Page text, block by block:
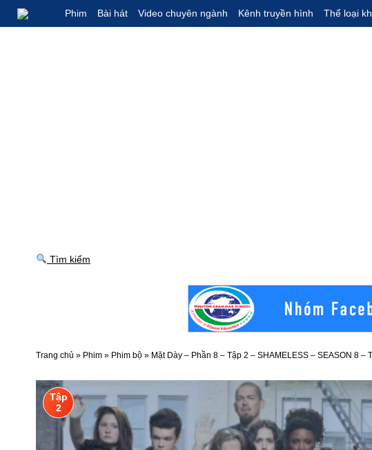
Phim Bài hát Video chuyên ngành Kênh truyền hình Thể loại
Tìm kiếm
Trang chủ » Phim » Phim bộ » Mặt Dày – Phần 8 – Tập 2 – SHAMELESS – SEASON 8 –
Tập
2